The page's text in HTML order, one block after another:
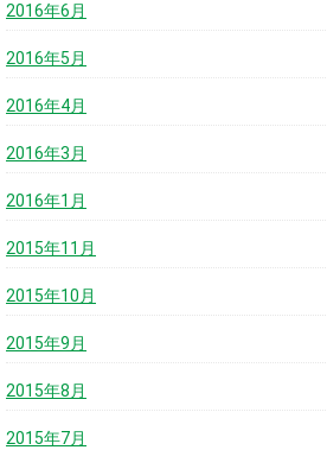
2016年6月
2016年5月
2016年4月
2016年3月
2016年1月
2015年11月
2015年10月
2015年9月
2015年8月
2015年7月